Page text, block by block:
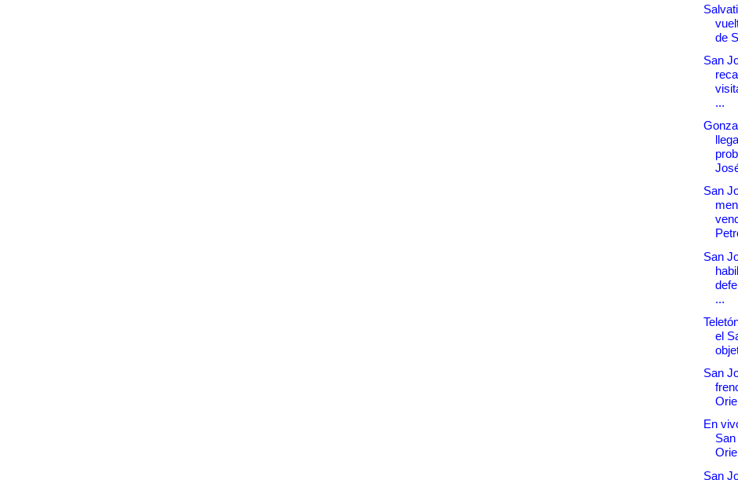
de
San
...
San
San
...
el
San
En
San